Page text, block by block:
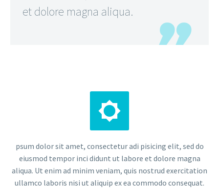
et dolore magna aliqua.


psum dolor sit amet, consectetur adi pisicing elit, sed do
eiusmod tempor inci didunt ut labore et dolore magna
aliqua. Ut enim ad minim veniam, quis nostrud exercitation
ullamco laboris nisi ut aliquip ex ea commodo consequat.